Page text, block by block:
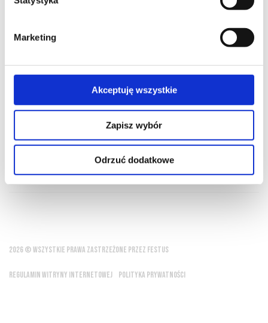
Marketing
Akceptuję wszystkie
Zapisz wybór
Odrzuć dodatkowe
BLOG
PRZEWODNIK
SŁOWNIK
Ależ to wino jest pyszne!
2026 © WSZYSTKIE PRAWA ZASTRZEŻONE PRZEZ FESTUS
REGULAMIN WITRYNY INTERNETOWEJ POLITYKA PRYWATNOŚCI